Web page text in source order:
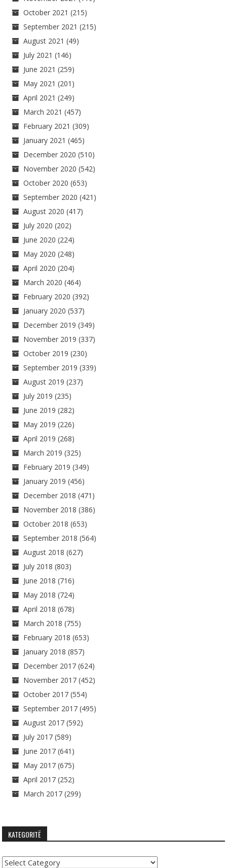
October 2021 (215)
September 2021 (215)
August 2021 (49)
July 2021 (146)
June 2021 (259)
May 2021 (201)
April 2021 (249)
March 2021 (457)
February 2021 (309)
January 2021 (465)
December 2020 (510)
November 2020 (542)
October 2020 (653)
September 2020 (421)
August 2020 (417)
July 2020 (202)
June 2020 (224)
May 2020 (248)
April 2020 (204)
March 2020 (464)
February 2020 (392)
January 2020 (537)
December 2019 (349)
November 2019 (337)
October 2019 (230)
September 2019 (339)
August 2019 (237)
July 2019 (235)
June 2019 (282)
May 2019 (226)
April 2019 (268)
March 2019 (325)
February 2019 (349)
January 2019 (456)
December 2018 (471)
November 2018 (386)
October 2018 (653)
September 2018 (564)
August 2018 (627)
July 2018 (803)
June 2018 (716)
May 2018 (724)
April 2018 (678)
March 2018 (755)
February 2018 (653)
January 2018 (857)
December 2017 (624)
November 2017 (452)
October 2017 (554)
September 2017 (495)
August 2017 (592)
July 2017 (589)
June 2017 (641)
May 2017 (675)
April 2017 (252)
March 2017 (299)
KATEGORITË
Kategoritë